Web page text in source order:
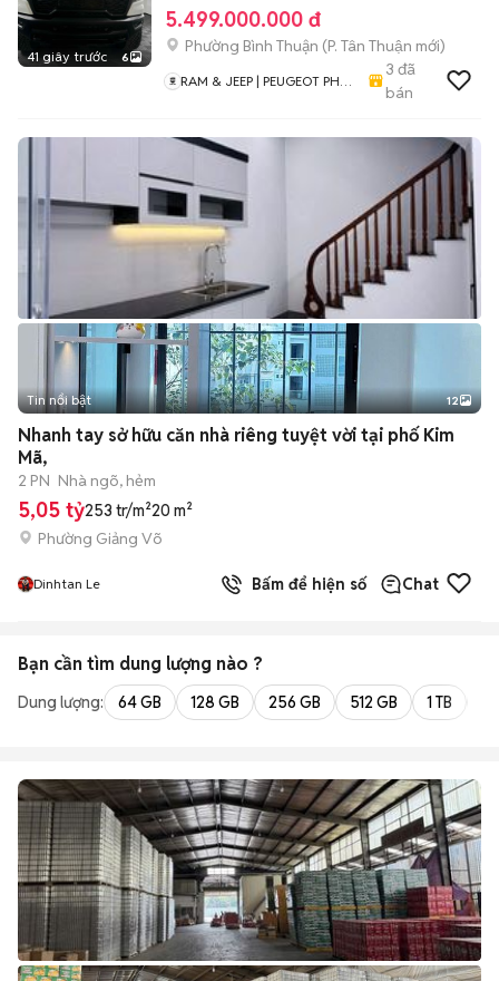
41 giây trước 6
5.499.000.000 đ
Phường Bình Thuận (P. Tân Thuận mới)
RAM & JEEP | PEUGEOT PHÚ
3 đã
bán
+2
Tin nổi bật 12
Nhanh tay sở hữu căn nhà riêng tuyệt vời tại phố Kim
Mã,
2 PN Nhà ngõ, hẻm
5,05 tỷ253 tr/m²20 m²
Phường Giảng Võ
Dinhtan Le Bấm để hiện số Chat
Bạn cần tìm dung lượng nào ?
Dung lượng: 64 GB 128 GB 256 GB 512 GB 1 TB